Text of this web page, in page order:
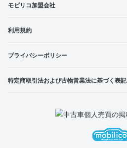
モビリコ加盟会社
利用規約
プライバシーポリシー
特定商取引法および古物営業法に基づく表記